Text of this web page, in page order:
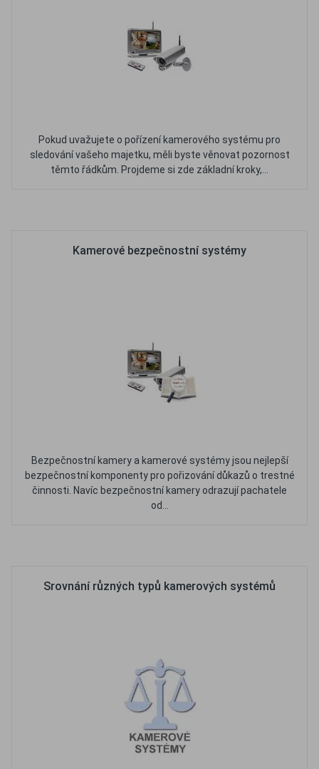
Pokud uvažujete o pořízení kamerového systému pro
sledování vašeho majetku, měli byste věnovat pozornost
těmto řádkům. Projdeme si zde základní kroky,...
Kamerové bezpečnostní systémy
Bezpečnostní kamery a kamerové systémy jsou nejlepší
bezpečnostní komponenty pro pořizování důkazů o trestné
činnosti. Navíc bezpečnostní kamery odrazují pachatele
od...
Srovnání různých typů kamerových systémů